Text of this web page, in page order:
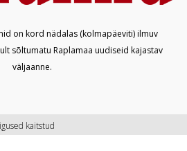
on kord nädalas (kolmapäeviti) ilmuv
sõltumatu Raplamaa uudiseid kajastav
väljaanne.
kaitstud